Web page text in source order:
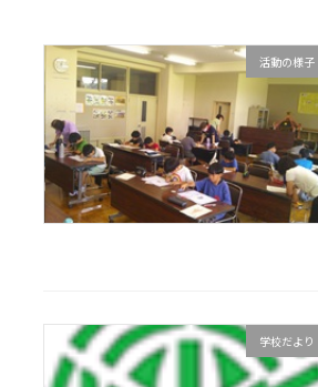
活動の様子
学校だより